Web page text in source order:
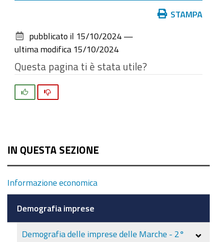
documento
STAMPA
pubblicato il 15/10/2024 —
ultima modifica 15/10/2024
Questa pagina ti è stata utile?
IN QUESTA SEZIONE
Informazione economica
Demografia imprese
Demografia delle imprese delle Marche - 2°